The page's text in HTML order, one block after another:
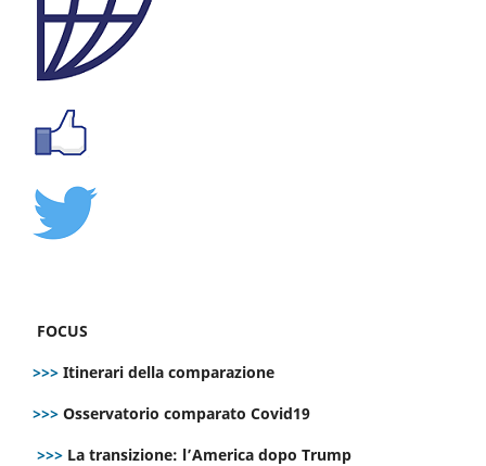
FOCUS
>>> Itinerari della comparazione
>>> Osservatorio comparato Covid19
>>> La transizione: l’America dopo Trump